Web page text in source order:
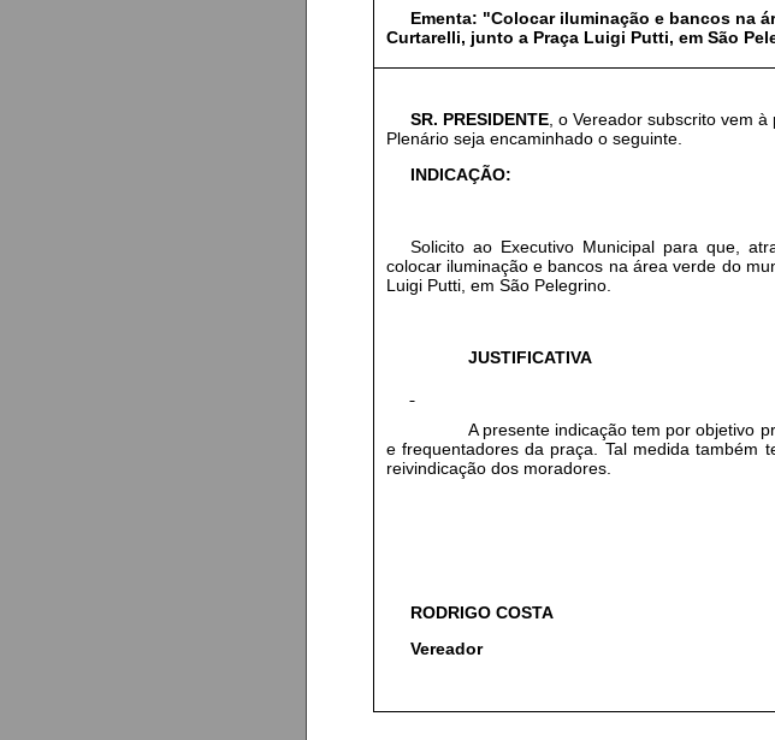
Ementa: "Colocar iluminação e bancos na
Curtarelli, junto a Praça Luigi Putti, em São
SR. PRESIDENTE, o Vereador subscrito vem
Plenário seja encaminhado o seguinte.
INDICAÇÃO:
Solicito ao Executivo Municipal para que,
colocar iluminação e bancos na área verde do
Luigi Putti, em São Pelegrino.
JUSTIFICATIVA
A presente indicação tem por objetivo
e frequentadores da praça. Tal medida também
reivindicação dos moradores.
RODRIGO COSTA
Vereador